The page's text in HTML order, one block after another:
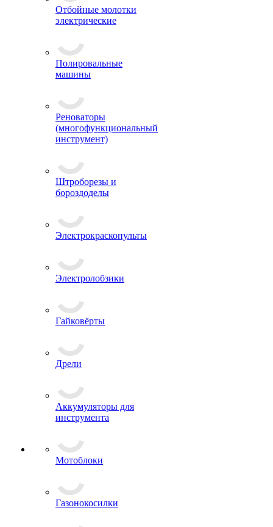
Отбойные молотки
электрические
Полировальные
машины
Реноваторы
(многофункциональный
инструмент)
Штроборезы и
бороздоделы
Электрокраскопульты
Электролобзики
Гайковёрты
Дрели
Аккумуляторы для
инструмента
Мотоблоки
Газонокосилки